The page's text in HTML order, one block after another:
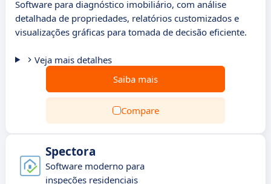
Software para diagnóstico imobiliário, com análise
detalhada de propriedades, relatórios customizados e
visualizações gráficas para tomada de decisão eficiente.
Veja mais detalhes
Saiba mais
Compare
Spectora
Software moderno para
inspeções residenciais